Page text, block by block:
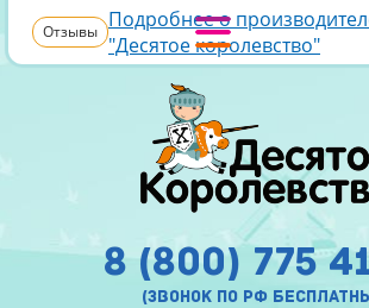
Отзывы Подробнее о
"Десятое королевство"
8 (800) 775
(звонок по рф